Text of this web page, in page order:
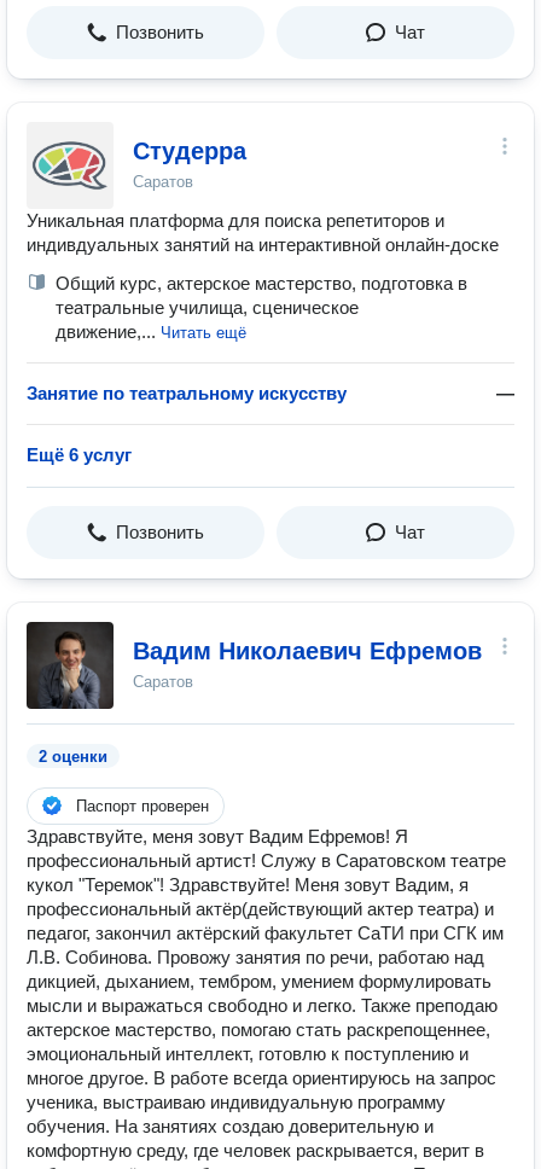
Позвонить Чат
Студерра
Саратов
Уникальная платформа для поиска репетиторов и
индивдуальных занятий на интерактивной онлайн-доске
Общий курс, актерское мастерство, подготовка в
театральные училища, сценическое
движение,... Читать ещё
Занятие по театральному искусству —
Ещё 6 услуг
Позвонить Чат
Вадим Николаевич Ефремов
Саратов
2 оценки
Паспорт проверен
Здравствуйте, меня зовут Вадим Ефремов! Я
профессиональный артист! Служу в Саратовском театре
кукол "Теремок"! Здравствуйте! Меня зовут Вадим, я
профессиональный актёр(действующий актер театра) и
педагог, закончил актёрский факультет СаТИ при СГК им
Л.В. Собинова. Провожу занятия по речи, работаю над
дикцией, дыханием, тембром, умением формулировать
мысли и выражаться свободно и легко. Также преподаю
актерское мастерство, помогаю стать раскрепощеннее,
эмоциональный интеллект, готовлю к поступлению и
многое другое. В работе всегда ориентируюсь на запрос
ученика, выстраиваю индивидуальную программу
обучения. На занятиях создаю доверительную и
комфортную среду, где человек раскрывается, верит в